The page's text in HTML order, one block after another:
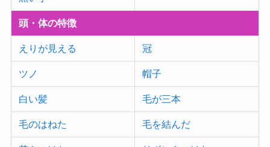
頭・体の特徴
えりが見える 冠
ツノ 帽子
白い髪 毛が三本
毛のはねた 毛を結んだ